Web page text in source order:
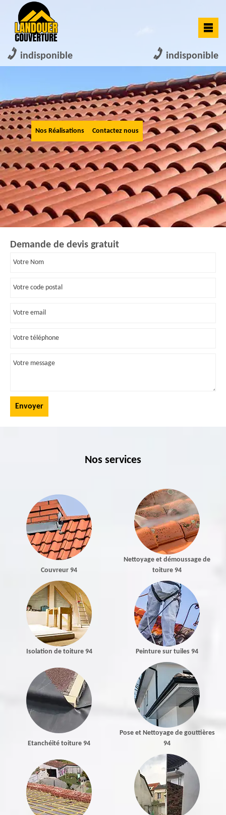
indisponible indisponible
Nos Réalisations Contactez nous
Demande de devis gratuit
Nos services
Couvreur 94
Nettoyage et démoussage de
toiture 94
Isolation de toiture 94 Peinture sur tuiles 94
Etanchéité toiture 94
Pose et Nettoyage de gouttières
94